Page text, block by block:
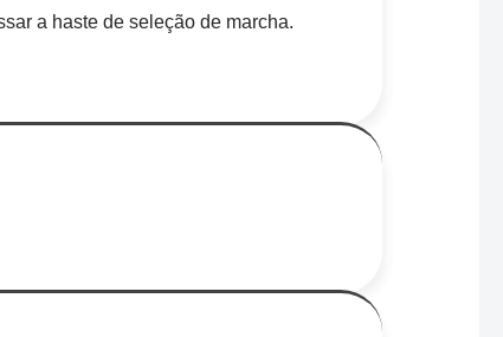
a haste de seleção de marcha.